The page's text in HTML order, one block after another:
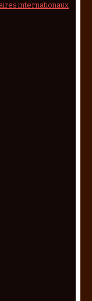
internationaux